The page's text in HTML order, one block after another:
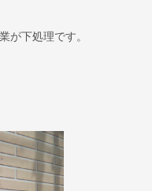
が下処理です。